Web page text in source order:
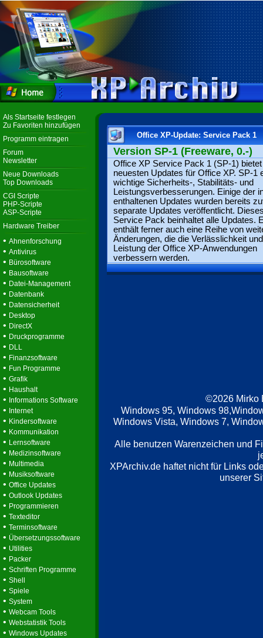
Als Startseite festlegen
Zu Favoriten hinzufügen
Programm eintragen
Forum
Newsletter
Neue Downloads
Top Downloads
CGI Scripte
PHP-Scripte
ASP-Scripte
Hardware Treiber
• Ahnenforschung
• Antivirus
• Bürosoftware
• Bausoftware
• Datei-Management
• Datenbank
• Datensicherheit
• Desktop
• DirectX
• Druckprogramme
• DLL
• Finanzsoftware
• Fun Programme
• Grafik
• Haushalt
• Informations Software
• Internet
• Kindersoftware
• Kommunikation
• Lernsoftware
• Medizinsoftware
• Multimedia
• Musiksoftware
• Office Updates
• Outlook Updates
• Programmieren
• Texteditor
• Terminsoftware
• Übersetzungssoftware
• Utilities
• Packer
• Schriften Programme
• Shell
• Spiele
• System
• Webcam Tools
• Webstatistik Tools
• Windows Updates
Office XP-Update: Service Pack 1
Version SP-1 (Freeware, 0.-)
Office XP Service Pack 1 (SP-1) bietet
neuesten Updates für Office XP. SP-1
wichtige Sicherheits-, Stabilitäts- und
Leistungsverbesserungen. Einige der
enthaltenen Updates wurden bereits
separate Updates veröffentlicht.
Service Pack beinhaltet alle Updates.
enthält ferner auch eine Reihe von
Änderungen, die die Verlässlichkeit
Leistung der Office XP-Anwendungen
verbessern werden.
©2026 Mirko
Windows 95, Windows
Windows Vista, Windows 7,
Alle benutzen Warenzeichen und
XPArchiv.de haftet nicht für Links
unserer